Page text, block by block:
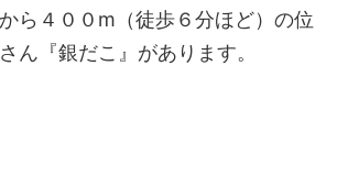
ら４００m（徒歩６分ほど）の位
ん『銀だこ』があります。